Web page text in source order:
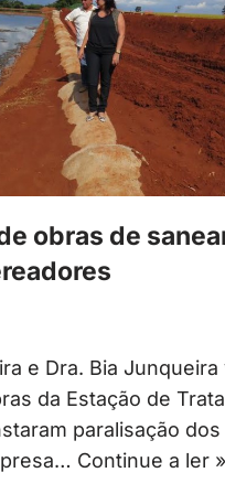
obras de
e Dra. Bia Junqueira
da Estação de
paralisação dos
Continue a ler »